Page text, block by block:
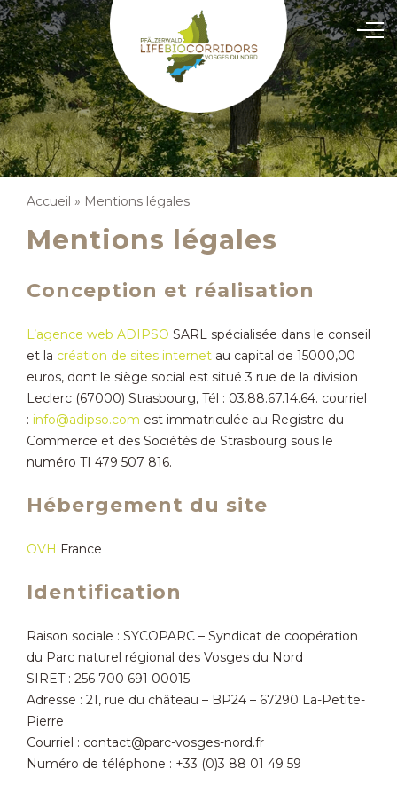
Accueil » Mentions légales
Mentions légales
Conception et réalisation
L’agence web ADIPSO SARL spécialisée dans le conseil
et la création de sites internet au capital de 15000,00
euros, dont le siège social est situé 3 rue de la division
Leclerc (67000) Strasbourg, Tél : 03.88.67.14.64. courriel
: info@adipso.com est immatriculée au Registre du
Commerce et des Sociétés de Strasbourg sous le
numéro TI 479 507 816.
Hébergement du site
OVH France
Identification
Raison sociale : SYCOPARC – Syndicat de coopération
du Parc naturel régional des Vosges du Nord
SIRET : 256 700 691 00015
Adresse : 21, rue du château – BP24 – 67290 La-Petite-
Pierre
Courriel : contact@parc-vosges-nord.fr
Numéro de téléphone : +33 (0)3 88 01 49 59